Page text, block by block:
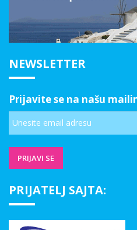
NEWSLETTER
Prijavite se na našu
PRIJATELJ SAJTA: